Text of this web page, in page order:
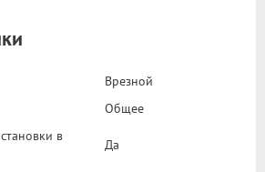
Врезной
Общее
в
Да